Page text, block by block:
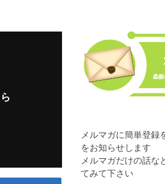
メルマガに簡単登録
をお知らせします
メルマガだけの話な
てみて下さい